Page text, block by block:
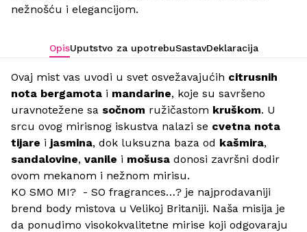
nežnošću i elegancijom.
OpisUputstvo za upotrebuSastavDeklaracija
Ovaj mist vas uvodi u svet osvežavajućih citrusnih
nota bergamota i mandarine, koje su savršeno
uravnotežene sa sočnom ružičastom kruškom. U
srcu ovog mirisnog iskustva nalazi se cvetna nota
tijare i jasmina, dok luksuzna baza od kašmira,
sandalovine, vanile i mošusa donosi završni dodir
ovom mekanom i nežnom mirisu.
KO SMO MI? - SO fragrances…? je najprodavaniji
brend body mistova u Velikoj Britaniji. Naša misija je
da ponudimo visokokvalitetne mirise koji odgovaraju